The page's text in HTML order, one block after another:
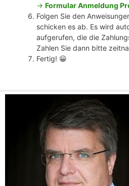
-> Formular Anmeldung
Folgen Sie den
schicken es ab. Es wird
aufgerufen, die die
Zahlen Sie dann bitte
Fertig! 😀